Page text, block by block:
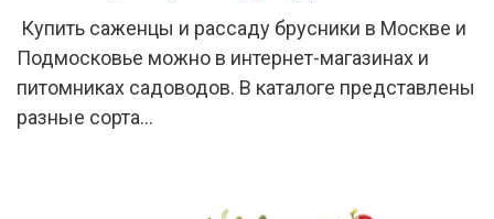
Купить саженцы и рассаду брусники в Москве и
Подмосковье можно в интернет-магазинах и
питомниках садоводов. В каталоге представлены
разные сорта…